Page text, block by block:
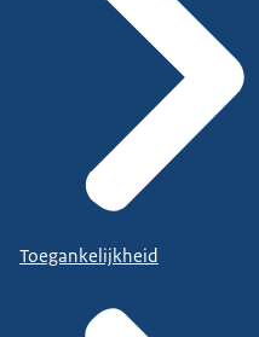
Toegankelijkheid